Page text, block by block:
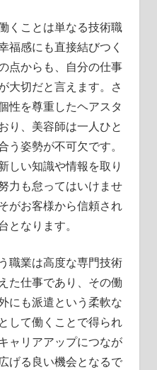
くことは単なる技術職
福感にも直接結びつく
点からも、自分の仕事
大切だと言えます。さ
性を尊重したヘアスタ
り、美容師は一人ひと
う姿勢が不可欠です。
しい知識や情報を取り
力も怠ってはいけませ
がお客様から信頼され
となります。
職業は高度な専門技術
た仕事であり、その働
にも派遣という柔軟な
して働くことで得られ
ャリアアップにつなが
げる良い機会となるで